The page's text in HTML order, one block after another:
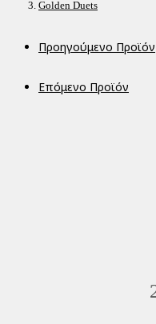
Golden Duets
Προηγούμενο Προϊόν
Επόμενο Προϊόν